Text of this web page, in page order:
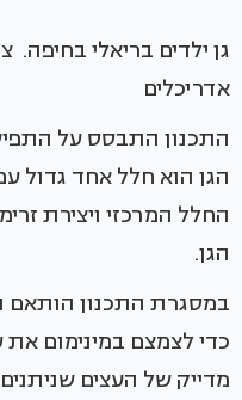
גן ילדים בריאלי בחיפה.
אדריכלים
התכנון התבסס על
הגן הוא חלל אחד גדול
החלל המרכזי ויצירת
הגן.
במסגרת התכנון הותאם
כדי לצמצם במינימום
מדייק של העצים